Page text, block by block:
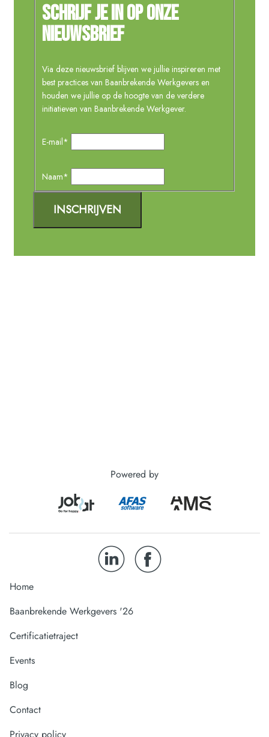
Powered by
Home
Baanbrekende Werkgevers '26
Certificatietraject
Events
Blog
Contact